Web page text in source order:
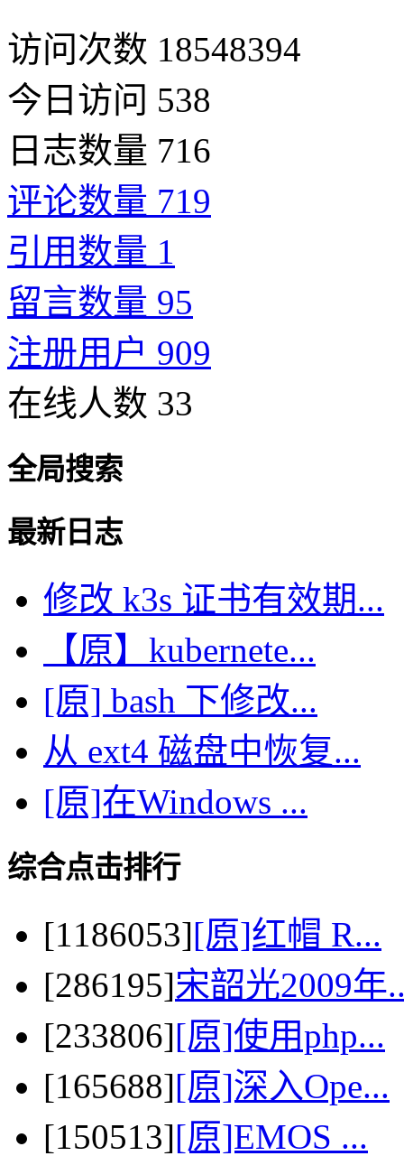
访问次数 18548394
今日访问 538
日志数量 716
评论数量 719
引用数量 1
留言数量 95
注册用户 909
在线人数 33
全局搜索
最新日志
修改 k3s 证书有效期...
【原】kubernete...
[原] bash 下修改...
从 ext4 磁盘中恢复...
[原]在Windows ...
综合点击排行
[1186053][原]红帽 R...
[286195]宋韶光2009年
[233806][原]使用php...
[165688][原]深入Ope...
[150513][原]EMOS ...